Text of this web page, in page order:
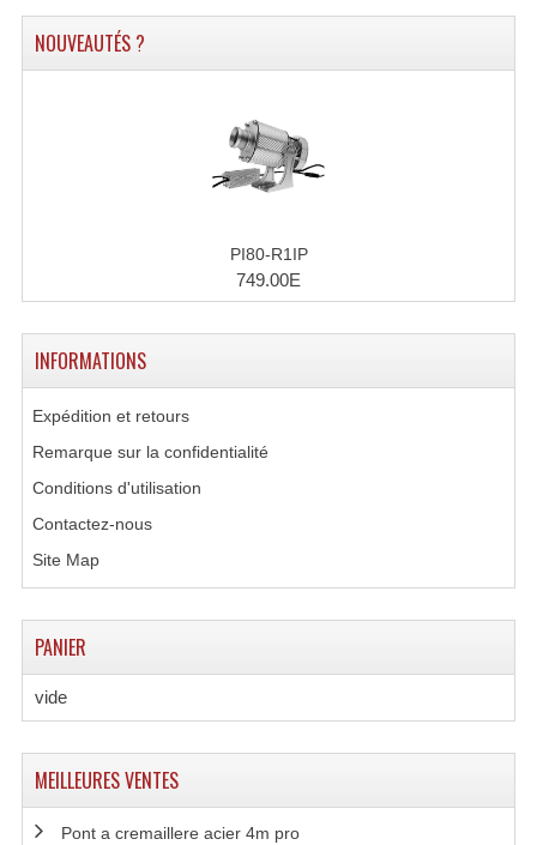
NOUVEAUTÉS ?
PI80-R1IP
749.00E
INFORMATIONS
Expédition et retours
Remarque sur la confidentialité
Conditions d'utilisation
Contactez-nous
Site Map
PANIER
vide
MEILLEURES VENTES
Pont a cremaillere acier 4m pro